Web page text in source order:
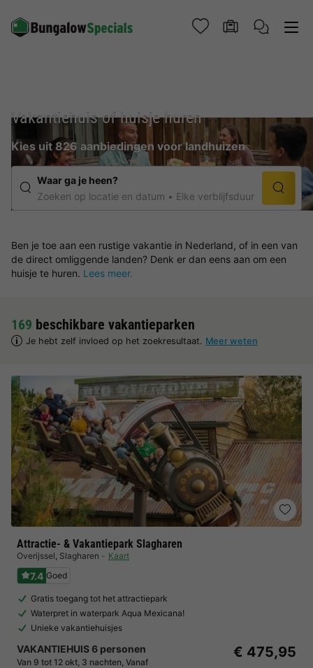
Vakantiehuis of huisje huren
Kies uit 826 aanbiedingen voor landhuizen
Waar ga je heen?
Zoeken op locatie en datum
Elke verblijfsduur
Ben je toe aan een rustige vakantie in Nederland, of in een van
de direct omliggende landen? Denk er dan eens aan om een
huisje te huren. Lees meer.
169 beschikbare vakantieparken
Je hebt zelf invloed op het zoekresultaat. Meer weten
Attractie- & Vakantiepark Slagharen
Overijssel, Slagharen Kaart
7.4 Goed
Gratis toegang tot het attractiepark
Waterpret in waterpark Aqua Mexicana!
Unieke vakantiehuisjes
VAKANTIEHUIS 6 personen
Van 9 tot 12 okt, 3 nachten, Vanaf
€ 475,95